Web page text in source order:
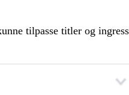
tilpasse titler og